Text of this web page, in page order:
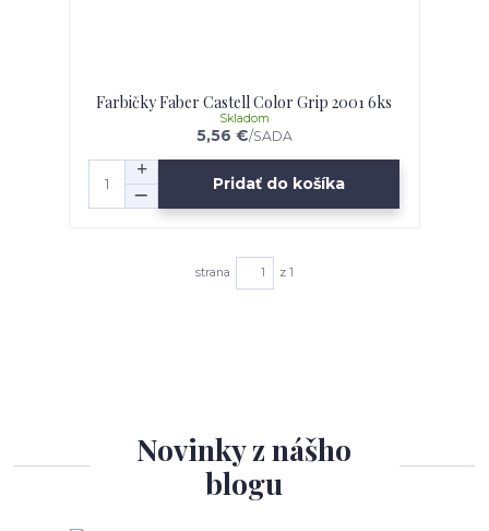
Farbičky Faber Castell Color Grip 2001 6ks
5,56 €/SADA
Skladom
Pridať do košíka
strana z 1
Novinky z nášho
blogu